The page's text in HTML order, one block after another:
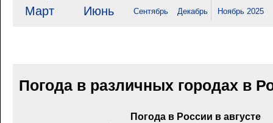
Март Июнь Сентябрь Декабрь Ноябрь 2025
Погода в различных городах в
Погода в России в августе